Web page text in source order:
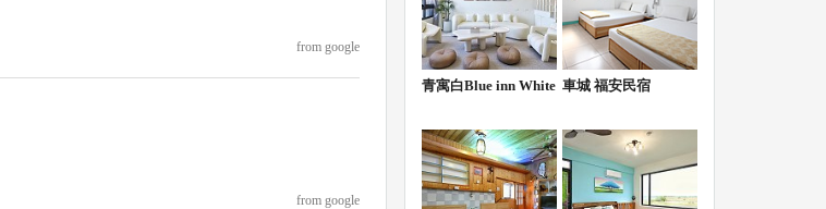
from google
from google
青寓白Blue inn White 車城 福安民宿